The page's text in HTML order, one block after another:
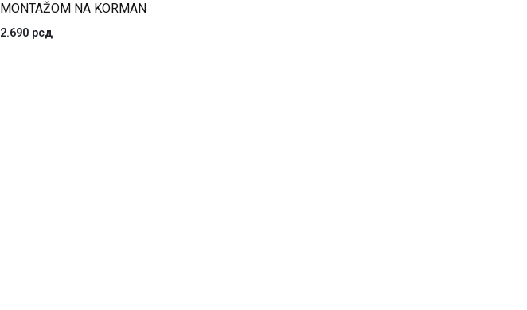
MONTAŽOM NA KORMAN
2.690 рсд